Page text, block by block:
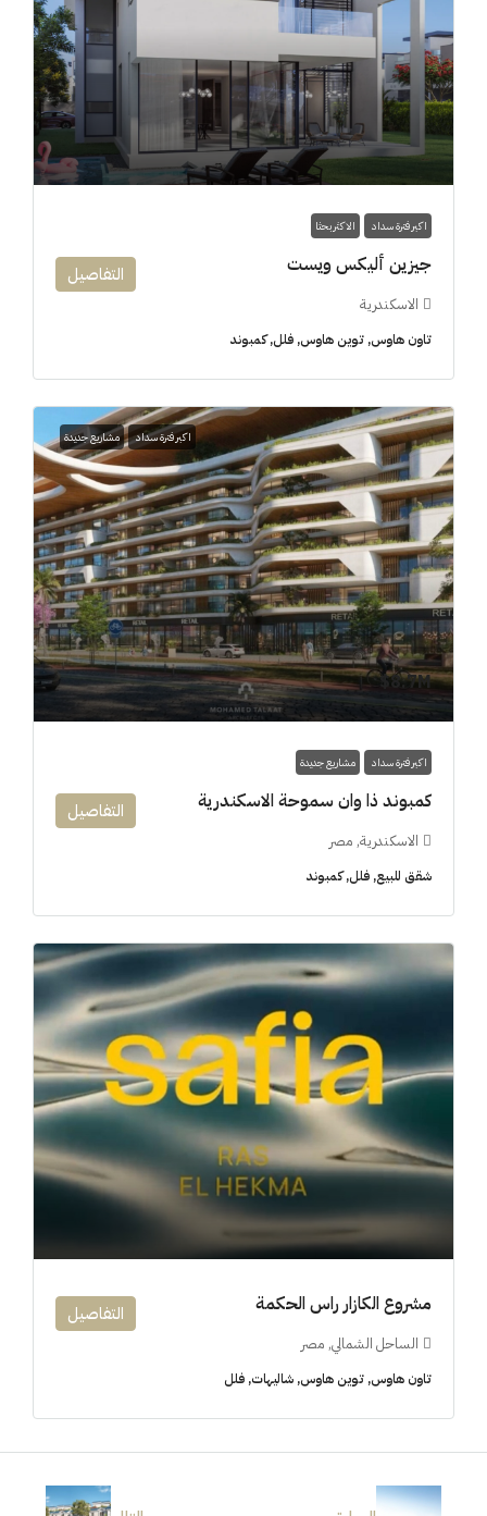
اكبر فترة سداد الاكثر بحثا
جيزين أليكس ويست
الاسكندرية
تاون هاوس, توين هاوس, فلل, كمبوند
التفاصيل
اكبر فترة سداد مشاريع جديدة
8.7M$
اكبر فترة سداد مشاريع جديدة
كمبوند ذا وان سموحة الاسكندرية
الاسكندرية, مصر
شقق للبيع, فلل, كمبوند
التفاصيل
مشروع الكازار راس الحكمة
الساحل الشمالي, مصر
تاون هاوس, توين هاوس, شاليهات, فلل
التفاصيل